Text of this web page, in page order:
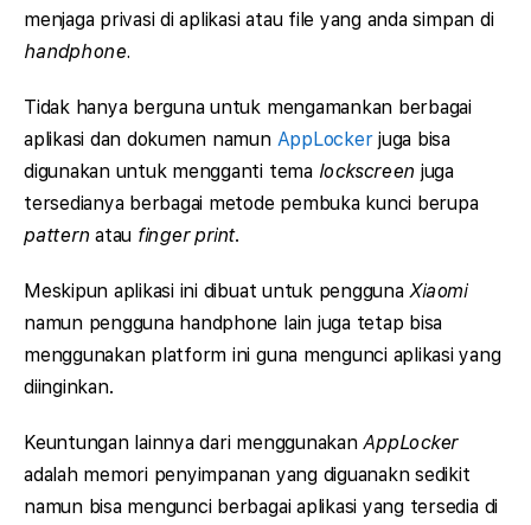
menjaga privasi di aplikasi atau file yang anda simpan di
handphone.
Tidak hanya berguna untuk mengamankan berbagai
aplikasi dan dokumen namun AppLockerjuga bisa
digunakan untuk mengganti tema lockscreen juga
tersedianya berbagai metode pembuka kunci berupa
patternatau finger print.
Meskipun aplikasi ini dibuat untuk penggunaXiaomi
namun pengguna handphone lain juga tetap bisa
menggunakan platform ini guna mengunci aplikasi yang
diinginkan.
Keuntungan lainnya dari menggunakanAppLocker
adalah memori penyimpanan yang diguanakn sedikit
namun bisa mengunci berbagai aplikasi yang tersedia di